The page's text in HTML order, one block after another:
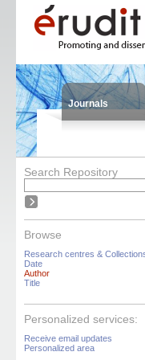
Journals
Search Repository
Browse
Research centres &
Date
Author
Title
Personalized services:
Receive email updates
Personalized area